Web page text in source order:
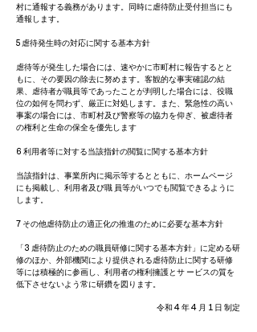
村に通報する義務があります。同時に虐待防止受付担当にも
通報します。
5 虐待発生時の対応に関する基本方針
虐待等が発生した場合には、速やかに市町村に報告するとと
もに、その要因の除去に努めます。客観的な事実確認の結
果、虐待者が職員等であったことが判明した場合には、役職
位の如何を問わず、厳正に対処します。また、緊急性の高い
事案の場合には、市町村及び警察等の協力を仰ぎ、被虐待者
の権利と生命の保全を優先します
6 利用者等に対する当該指針の閲覧に関する基本方針
当該指針は、事業所内に掲示等するとともに、ホームページ
にも掲載し、利用者及び職 員等がいつでも閲覧できるように
します。
7 その他虐待防止の適正化の推進のために必要な基本方針
「3 虐待防止のための職員研修に関する基本方針」に定める研
修のほか、外部機関により提供される虐待防止に関する研修
等には積極的に参画し、利用者の権利擁護とサ ービスの質を
低下させないよう常に研鑽を図ります。
令和 4 年 4 月 1 日 制定